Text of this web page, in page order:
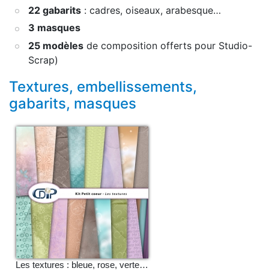
22 gabarits : cadres, oiseaux, arabesque…
3 masques
25 modèles de composition offerts pour Studio-
Scrap)
Textures, embellissements,
gabarits, masques
Les textures : bleue, rose, verte…